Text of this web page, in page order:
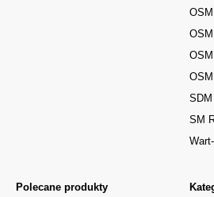
Polecane produkty
OSM
SM